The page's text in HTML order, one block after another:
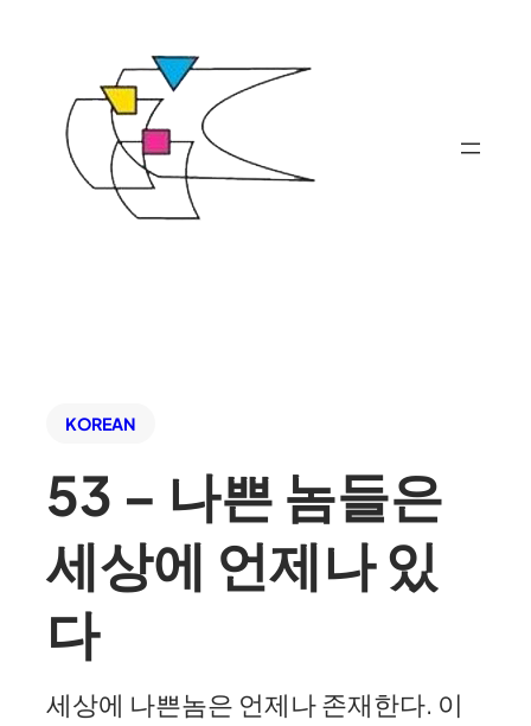
KOREAN
53 – 나쁜 놈들은
세상에 언제나 있
다
세상에 나쁜놈은 언제나 존재한다. 이